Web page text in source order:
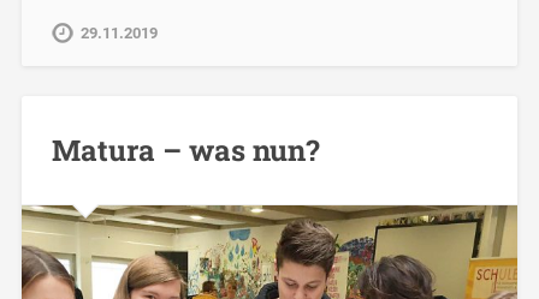
29.11.2019
Matura – was nun?